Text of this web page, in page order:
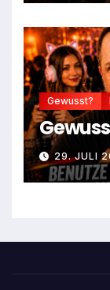
Gewusst?
29. JULI